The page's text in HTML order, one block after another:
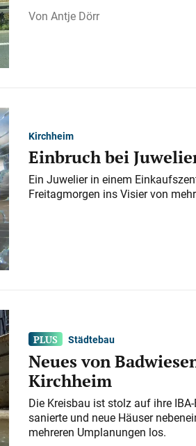
Antje Dörr
Kirchheim
Einbruch bei
Ein Juwelier in einem
Freitagmorgen ins Visier von
Städtebau
Neues von
Kirchheim
Die Kreisbau ist stolz auf ihre
sanierte und neue Häuser
mehreren Umplanungen los.